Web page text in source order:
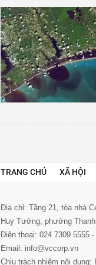
TRANG CHỦ XÃ HỘI
Địa chỉ: Tầng 21, tòa nhà
Huy Tưởng, phường
Điện thoại: 024 7309 5555
Email: info@vccorp.vn
Chịu trách nhiệm nội dung: